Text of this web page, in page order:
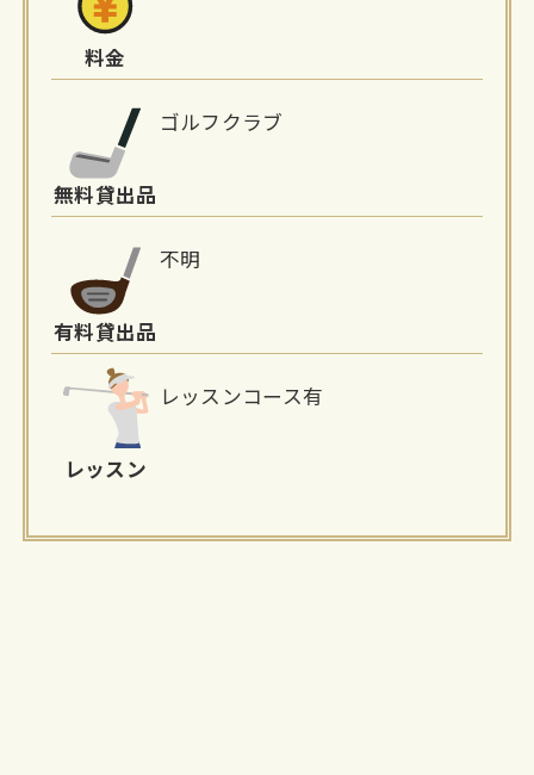
料金
無料貸出品
ゴルフクラブ
有料貸出品
不明
レッスン
レッスンコース有